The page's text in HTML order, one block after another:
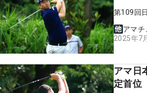
第109回
アマチ
2025年7
アマ日
定首位